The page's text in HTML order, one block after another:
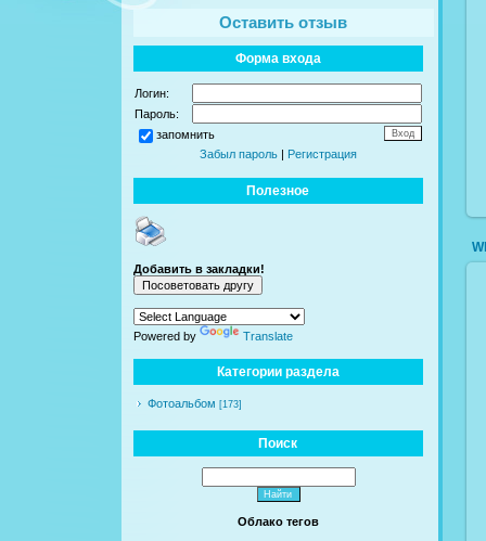
Оставить отзыв
Форма входа
Логин:
Пароль:
запомнить
Забыл пароль
Регистрация
Полезное
Добавить в закладки!
Powered by Translate
Категории раздела
Фотоальбом [173]
Поиск
Облако тегов